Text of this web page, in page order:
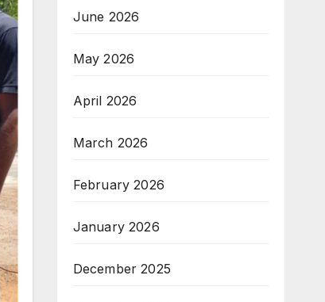
June 2026
May 2026
April 2026
March 2026
February 2026
January 2026
December 2025